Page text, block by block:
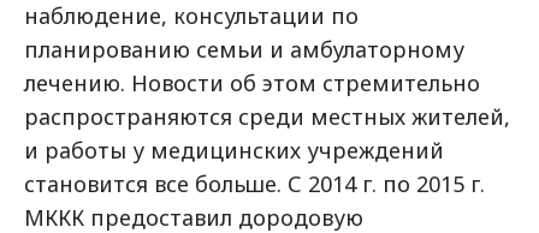
наблюдение, консультации по
планированию семьи и амбулаторному
лечению. Новости об этом стремительно
распространяются среди местных жителей,
и работы у медицинских учреждений
становится все больше. С 2014 г. по 2015 г.
МККК предоставил дородовую